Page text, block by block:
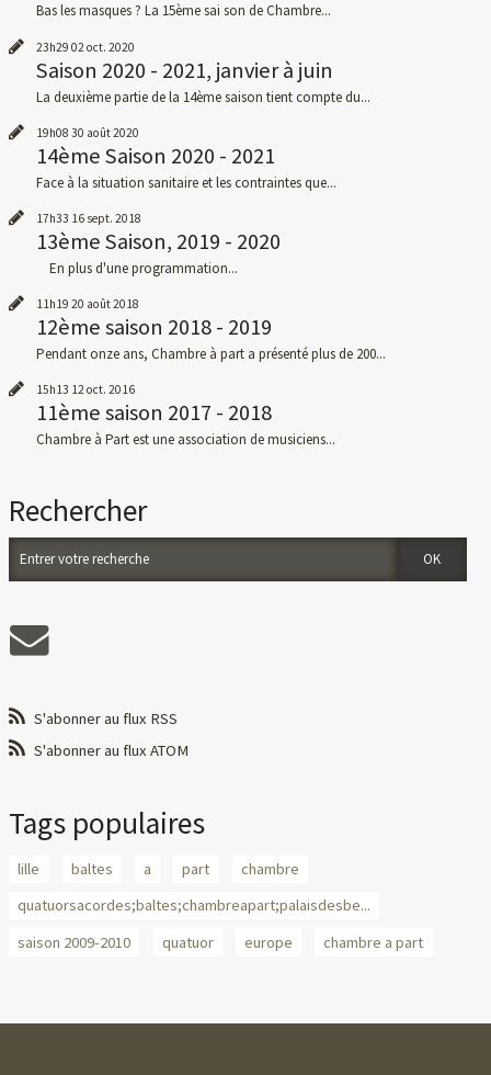
Bas les masques ? La 15ème sai son de Chambre...
23h29 02 oct. 2020
Saison 2020 - 2021, janvier à juin
La deuxième partie de la 14ème saison tient compte du...
19h08 30 août 2020
14ème Saison 2020 - 2021
Face à la situation sanitaire et les contraintes que...
17h33 16 sept. 2018
13ème Saison, 2019 - 2020
En plus d'une programmation...
11h19 20 août 2018
12ème saison 2018 - 2019
Pendant onze ans, Chambre à part a présenté plus de 200...
15h13 12oct. 2016
11ème saison 2017 - 2018
Chambre à Part est une association de musiciens...
Rechercher
S'abonner au flux RSS
S'abonner au flux ATOM
Tags populaires
lille baltes a part
chambre
quatuorsacordes;baltes;chambreapart;palaisdesbe...
saison 2009-2010
quatuor europe chambre a part